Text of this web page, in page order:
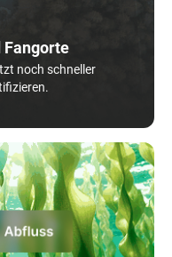
noch schneller